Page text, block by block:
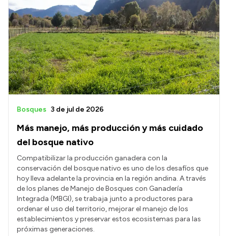
Más manejo, más producción y más cuidado
del bosque nativo
Bosques 3 de jul de 2026
Compatibilizar la producción ganadera con la
conservación del bosque nativo es uno de los desafíos que
hoy lleva adelante la provincia en la región andina. A través
de los planes de Manejo de Bosques con Ganadería
Integrada (MBGI), se trabaja junto a productores para
ordenar el uso del territorio, mejorar el manejo de los
establecimientos y preservar estos ecosistemas para las
próximas generaciones.